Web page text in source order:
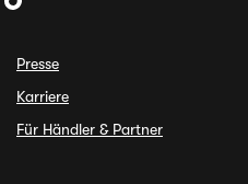
Presse
Karriere
Für Händler & Partner